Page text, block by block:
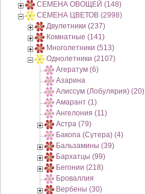
СЕМЕНА ОВОЩЕЙ (148)
СЕМЕНА ЦВЕТОВ (2998)
Двулетники (237)
Комнатные (141)
Многолетники (513)
Однолетники (2107)
Агератум (6)
Азарина
Алиссум (Лобулярия) (20)
Амарант (1)
Ангелония (11)
Астра (79)
Бакопа (Сутера) (4)
Бальзамины (39)
Бархатцы (99)
Бегонии (218)
Броваллия
Вербены (30)